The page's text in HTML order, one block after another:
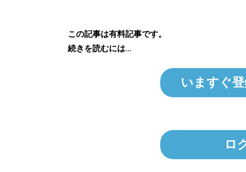
この記事は有料記事です。
続きを読むには...
いますぐ
ロ